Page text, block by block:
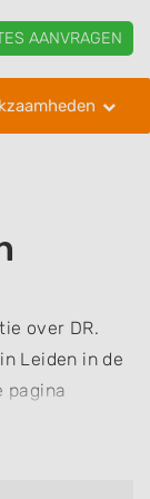
AANVRAGEN
over DR.
Leiden in de
pagina
door te